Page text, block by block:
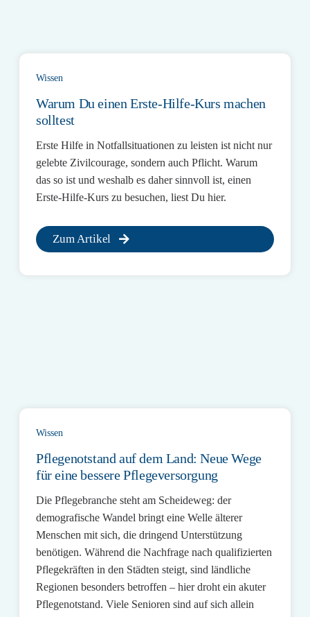
Wissen
Warum Du einen Erste-Hilfe-Kurs machen
solltest
Erste Hilfe in Notfallsituationen zu leisten ist nicht nur
gelebte Zivilcourage, sondern auch Pflicht. Warum
das so ist und weshalb es daher sinnvoll ist, einen
Erste-Hilfe-Kurs zu besuchen, liest Du hier.
Zum Artikel
Wissen
Pflegenotstand auf dem Land: Neue Wege
für eine bessere Pflegeversorgung
Die Pflegebranche steht am Scheideweg: der
demografische Wandel bringt eine Welle älterer
Menschen mit sich, die dringend Unterstützung
benötigen. Während die Nachfrage nach qualifizierten
Pflegekräften in den Städten steigt, sind ländliche
Regionen besonders betroffen – hier droht ein akuter
Pflegenotstand. Viele Senioren sind auf sich allein